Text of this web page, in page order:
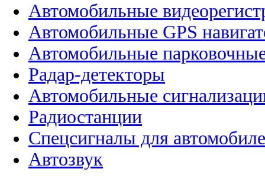
Автомобильные
Автомобильные GPS
Автомобильные
Радар-детекторы
Автомобильные
Радиостанции
Спецсигналы для
Автозвук